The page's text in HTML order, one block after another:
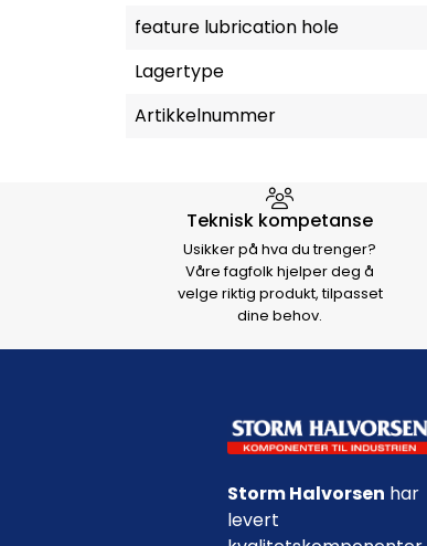
feature lubrication hole
Lagertype
Artikkelnummer
Hvorfor velge Storm
Teknisk kompetanse
Usikker på hva du trenger?
Våre fagfolk hjelper deg å
velge riktig produkt, tilpasset
dine behov.
Storm Halvorsen har
levert